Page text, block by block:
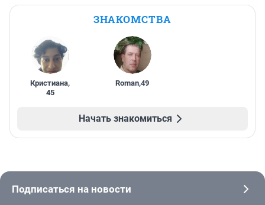
ЗНАКОМСТВА
Кристиана,
45
Roman,49
Начать знакомиться
Подписаться на новости